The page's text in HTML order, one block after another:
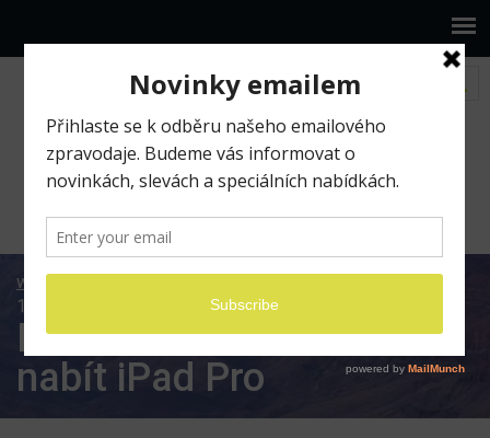
www.ilumio.cz
Den
15 – Jak dlouho trvá nabít iPad Pro
Den 15 – Jak dlouho trvá
nabít iPad Pro